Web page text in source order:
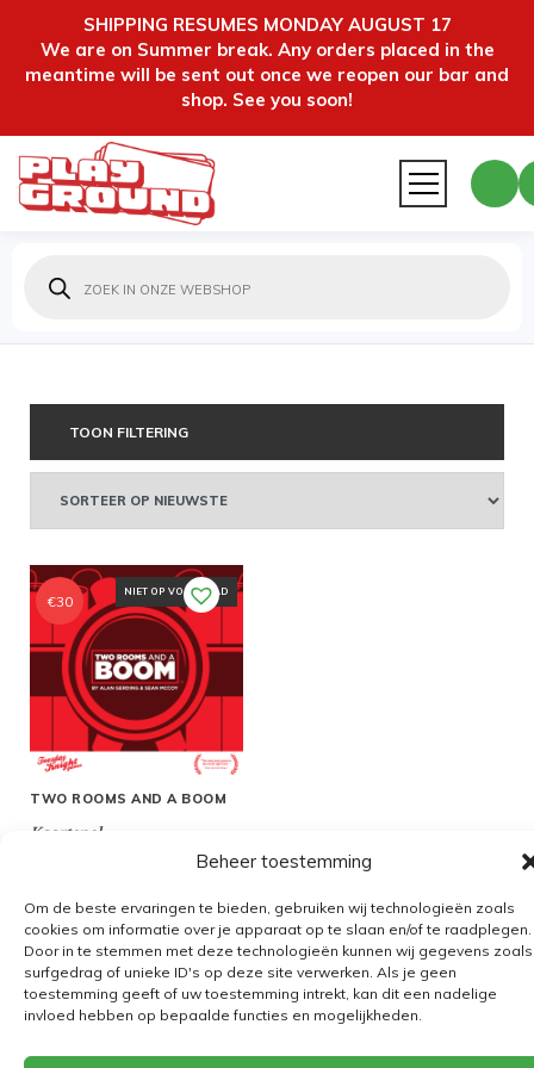
SHIPPING RESUMES MONDAY AUGUST 17
We are on Summer break. Any orders placed in the
meantime will be sent out once we reopen our bar and
shop. See you soon!
Beheer toestemming
Om de beste ervaringen te bieden, gebruiken wij technologieën zoals
cookies om informatie over je apparaat op te slaan en/of te raadplegen.
Door in te stemmen met deze technologieën kunnen wij gegevens zoals
surfgedrag of unieke ID's op deze site verwerken. Als je geen
toestemming geeft of uw toestemming intrekt, kan dit een nadelige
invloed hebben op bepaalde functies en mogelijkheden.
zoeken
TOON FILTERING
NIET OP VOORRAAD
TWO ROOMS AND A BOOM
Kaartspel
€30
Algemene voorwaarden
Verzending